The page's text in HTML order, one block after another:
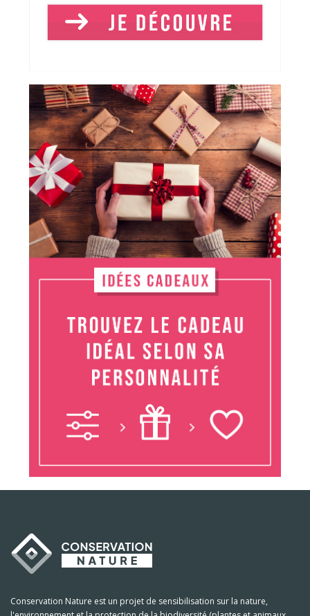
Conservation Nature est un projet de sensibilisation sur la nature,